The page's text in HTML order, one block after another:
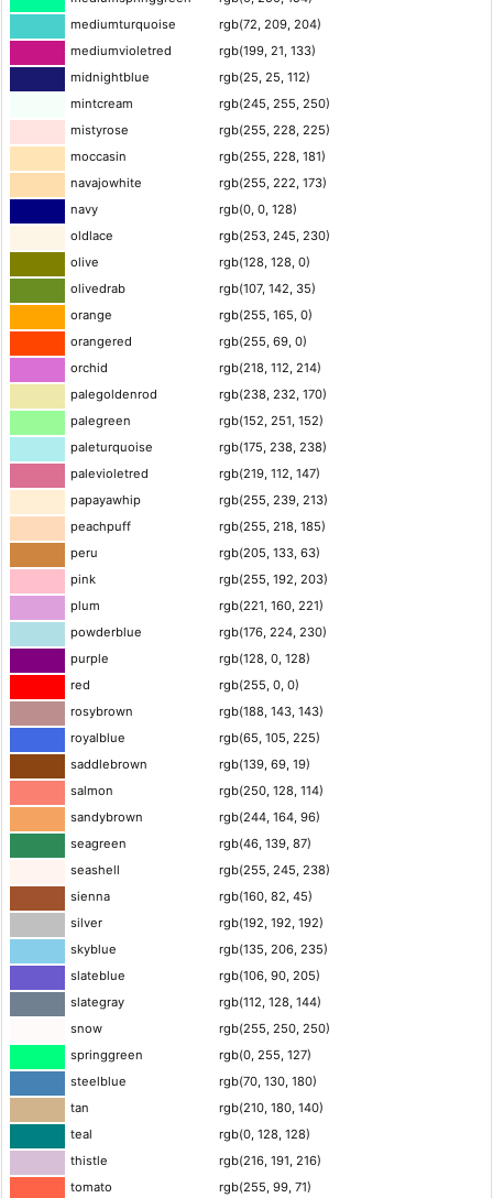
mediumturquoise
rgb(72, 209, 204)
mediumvioletred
rgb(199, 21, 133)
midnightblue
rgb(25, 25, 112)
mintcream
rgb(245, 255, 250)
mistyrose
rgb(255, 228, 225)
moccasin
rgb(255, 228, 181)
navajowhite
rgb(255, 222, 173)
navy
rgb(0, 0, 128)
oldlace
rgb(253, 245, 230)
olive
rgb(128, 128, 0)
olivedrab
rgb(107, 142, 35)
orange
rgb(255, 165, 0)
orangered
rgb(255, 69, 0)
orchid
rgb(218, 112, 214)
palegoldenrod
rgb(238, 232, 170)
palegreen
rgb(152, 251, 152)
paleturquoise
rgb(175, 238, 238)
palevioletred
rgb(219, 112, 147)
papayawhip
rgb(255, 239, 213)
peachpuff
rgb(255, 218, 185)
peru
rgb(205, 133, 63)
pink
rgb(255, 192, 203)
plum
rgb(221, 160, 221)
powderblue
rgb(176, 224, 230)
purple
rgb(128, 0, 128)
red
rgb(255, 0, 0)
rosybrown
rgb(188, 143, 143)
royalblue
rgb(65, 105, 225)
saddlebrown
rgb(139, 69, 19)
salmon
rgb(250, 128, 114)
sandybrown
rgb(244, 164, 96)
seagreen
rgb(46, 139, 87)
seashell
rgb(255, 245, 238)
sienna
rgb(160, 82, 45)
silver
rgb(192, 192, 192)
skyblue
rgb(135, 206, 235)
slateblue
rgb(106, 90, 205)
slategray
rgb(112, 128, 144)
snow
rgb(255, 250, 250)
springgreen
rgb(0, 255, 127)
steelblue
rgb(70, 130, 180)
tan
rgb(210, 180, 140)
teal
rgb(0, 128, 128)
thistle
rgb(216, 191, 216)
tomato
rgb(255, 99, 71)